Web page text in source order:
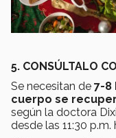
5. CONSÚLTALO
Se necesitan de 7-8
cuerpo se
según la doctora
desde las 11:30